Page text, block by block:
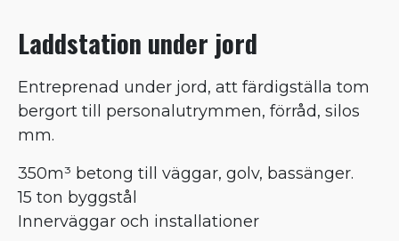
Laddstation under jord
Entreprenad under jord, att färdigställa tom
bergort till personalutrymmen, förråd, silos
mm.
350m³ betong till väggar, golv, bassänger.
15 ton byggstål
Innerväggar och installationer